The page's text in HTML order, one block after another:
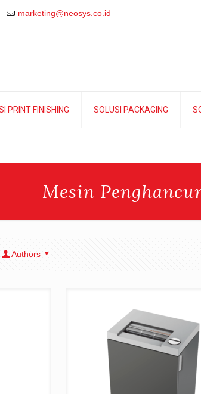
marketing@neosys.co.id
PRINT FINISHING SOLUSI PACKAGING
Mesin
Authors